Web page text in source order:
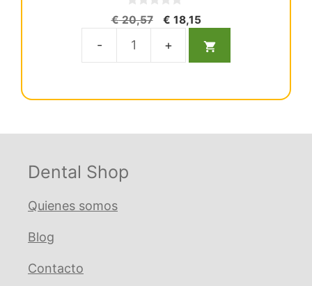
0
d
5
€20,57
El
original
era:
€ 18,15El
actual
es:
Punta
Dental Shop
Quienes somos
Blog
Contacto